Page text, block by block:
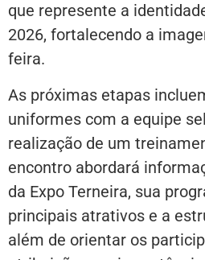
que represente a
2026, fortalecendo a
feira.
As próximas etapas
uniformes com a equipe
realização de um
encontro abordará
da Expo Terneira, sua
principais atrativos e a
além de orientar os